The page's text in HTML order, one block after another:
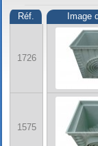
Réf. Image
1726
1575
FRANCE MARBRE 13